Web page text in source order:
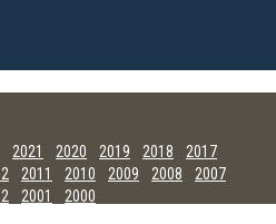
2021 2020 2019 2018
2017
2011 2010 2009 2008
2007
2001
2000